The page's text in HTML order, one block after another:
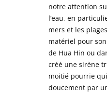
notre attention
l’eau, en
mers et les
matériel pour
de Hua Hin ou
créé une sirène
moitié pourrie
doucement par